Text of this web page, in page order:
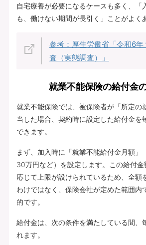
自宅療養が必要になるケースも多く、「
も、働けない期間が長引く」ことがよく
参考：厚生労働省「令和6年
査（実態調査）」
就業不能保険の給付金
就業不能保険では、被保険者が「所定の
当した場合、契約時に設定した給付金を
できます。
まず、加入時に「就業不能給付金月額」
30万円など）を設定します。この給付金
応じて上限が設けられているため、全額
わけではなく、保険会社が定めた範囲内
的です。
給付金は、次の条件を満たしている間、
れます。